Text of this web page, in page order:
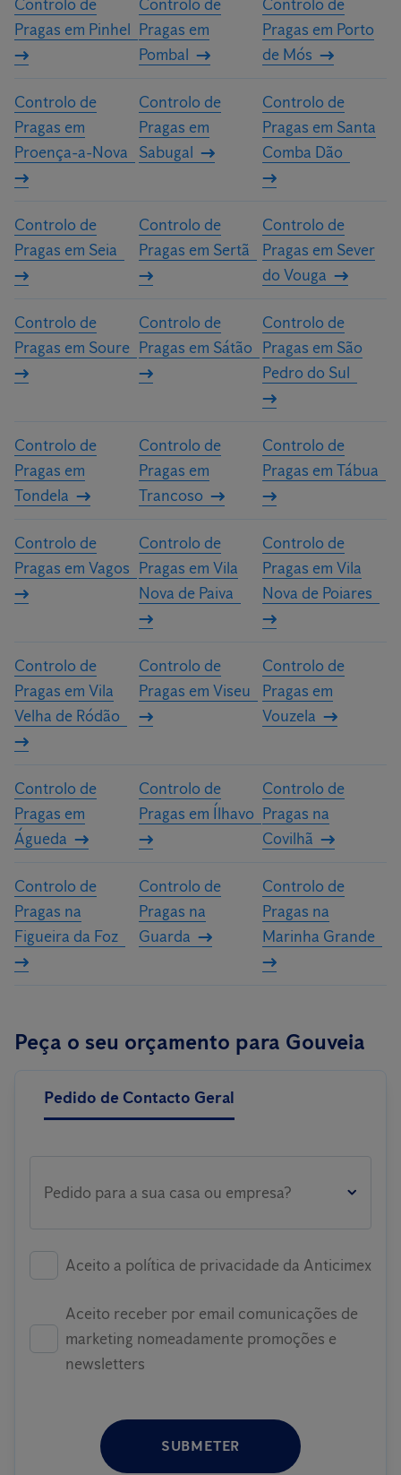
Controlo de
Pragas em Pinhel
Controlo de
Pragas em
Pombal
Controlo de
Pragas em Porto
de Mós
Controlo de
Pragas em
Proença-a-Nova
Controlo de
Pragas em
Sabugal
Controlo de
Pragas em Santa
Comba Dão
Controlo de
Pragas em Seia
Controlo de
Pragas em Sertã
Controlo de
Pragas em Sever
do Vouga
Controlo de
Pragas em Soure
Controlo de
Pragas em Sátão
Controlo de
Pragas em São
Pedro do Sul
Controlo de
Pragas em
Tondela
Controlo de
Pragas em
Trancoso
Controlo de
Pragas em Tábua
Controlo de
Pragas em Vagos
Controlo de
Pragas em Vila
Nova de Paiva
Controlo de
Pragas em Vila
Nova de Poiares
Controlo de
Pragas em Vila
Velha de Ródão
Controlo de
Pragas em Viseu
Controlo de
Pragas em
Vouzela
Controlo de
Pragas em
Águeda
Controlo de
Pragas em Ílhavo
Controlo de
Pragas na
Covilhã
Controlo de
Pragas na
Figueira da Foz
Controlo de
Pragas na
Guarda
Controlo de
Pragas na
Marinha Grande
Peça o seu orçamento para Gouveia
Pedido de Contacto Geral
Pedido para a sua casa ou empresa?
Aceito a política de privacidade da Anticimex
Aceito receber por email comunicações de
marketing nomeadamente promoções e
newsletters
SUBMETER